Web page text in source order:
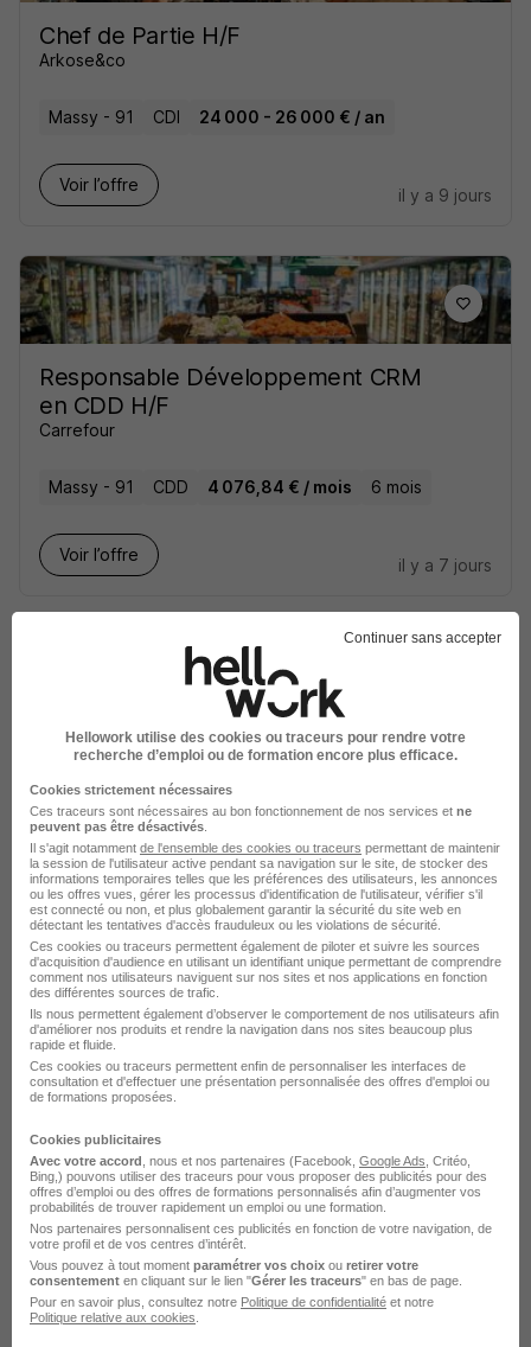
Chef de Partie H/F
Arkose&co
Massy - 91 CDI 24 000 - 26 000 € / an
Voir l’offre
il y a 9 jours
Responsable Développement CRM
en CDD H/F
Carrefour
Massy - 91 CDD 4 076,84 € / mois 6 mois
Voir l’offre
il y a 7 jours
Chef de Projet CRM - en Alternance
Carrefour
Massy - 91 Alternance 1 200 € / mois 2 ans
Voir l’offre
il y a 7 jours
Carrefour
Massy - 91 CDI 4 000 € / mois Télétravail partiel
Voir l’offre
il y a 9 jours
Continuer sans accepter
Hellowork utilise des cookies ou traceurs pour rendre votre
recherche d’emploi ou de formation encore plus efficace.
Cookies strictement nécessaires
Ces traceurs sont nécessaires au bon fonctionnement de nos services et ne
peuvent pas être désactivés
Il s'agit notamment de l'ensemble des cookies ou traceurs permettant de maintenir
la session de l'utilisateur active pendant sa navigation sur le site, de stocker des
informations temporaires telles que les préférences des utilisateurs, les annonces
ou les offres vues, gérer les processus d'identification de l'utilisateur, vérifier s'il
est connecté ou non, et plus globalement garantir la sécurité du site web en
détectant les tentatives d'accès frauduleux ou les violations de sécurité.
Ces cookies ou traceurs permettent également de piloter et suivre les sources
d'acquisition d'audience en utilisant un identifiant unique permettant de comprendre
comment nos utilisateurs naviguent sur nos sites et nos applications en fonction
des différentes sources de trafic.
Ils nous permettent également d’observer le comportement de nos utilisateurs afin
d'améliorer nos produits et rendre la navigation dans nos sites beaucoup plus
rapide et fluide.
Ces cookies ou traceurs permettent enfin de personnaliser les interfaces de
consultation et d'effectuer une présentation personnalisée des offres d'emploi ou
de formations proposées.
Cookies publicitaires
Avec votre accord , nous et nos partenaires (Facebook, Google Ads , Critéo,
Bing,) pouvons utiliser des traceurs pour vous proposer des publicités pour des
offres d’emploi ou des offres de formations personnalisés afin d’augmenter vos
probabilités de trouver rapidement un emploi ou une formation.
Nos partenaires personnalisent ces publicités en fonction de votre navigation, de
votre profil et de vos centres d’intérêt.
Vous pouvez à tout moment paramétrer vos choix ou retirer votre
consentement en cliquant sur le lien "Gérer les traceurs" en bas de page.
Pour en savoir plus, consultez notre Politique de confidentialité et notre
Politique relative aux cookies